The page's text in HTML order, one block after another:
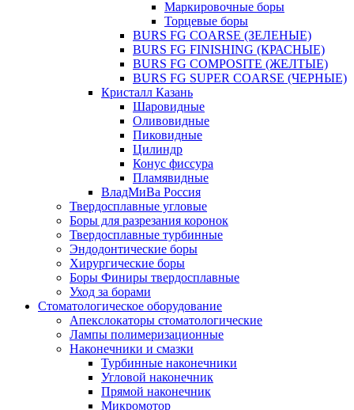
Маркировочные боры
Торцевые боры
BURS FG COARSE (ЗЕЛЕНЫЕ)
BURS FG FINISHING (КРАСНЫЕ)
BURS FG COMPOSITE (ЖЕЛТЫЕ)
BURS FG SUPER COARSE (ЧЕРНЫЕ)
Кристалл Казань
Шаровидные
Оливовидные
Пиковидные
Цилиндр
Конус фиссура
Пламявидные
ВладМиВа Россия
Твердосплавные угловые
Боры для разрезания коронок
Твердосплавные турбинные
Эндодонтические боры
Хирургические боры
Боры Финиры твердосплавные
Уход за борами
Стоматологическое оборудование
Апекслокаторы стоматологические
Лампы полимеризационные
Наконечники и смазки
Турбинные наконечники
Угловой наконечник
Прямой наконечник
Микромотор